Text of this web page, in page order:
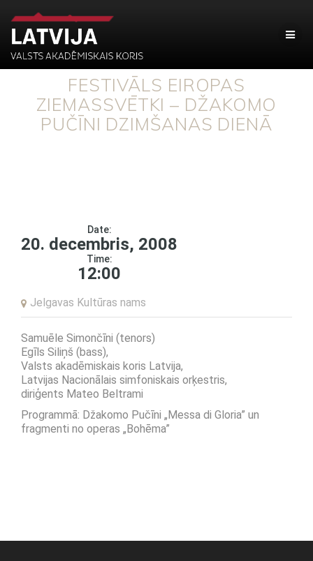
FESTIVĀLS EIROPAS
ZIEMASSVĒTKI – DŽAKOMO
PUČĪNI DZIMŠANAS DIENĀ
Date:
20. decembris, 2008
Time:
12:00
Jelgavas Kultūras nams
Samuēle Simončīni (tenors)
Egīls Siliņš (bass),
Valsts akadēmiskais koris Latvija,
Latvijas Nacionālais simfoniskais orķestris,
diriģents Mateo Beltrami
Programmā: Džakomo Pučīni „Messa di Gloria” un
fragmenti no operas „Bohēma”